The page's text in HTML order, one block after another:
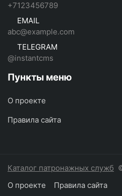
+7123456789
EMAIL
abc@example.com
TELEGRAM
@instantcms
Пункты меню
О проекте
Правила сайта
Каталог патронажных служб
О проекте
Правила сайта